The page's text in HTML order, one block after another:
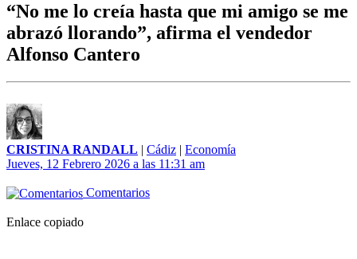
“No me lo creía hasta que mi amigo se me
abrazó llorando”, afirma el vendedor
Alfonso Cantero
CRISTINA RANDALL | Cádiz | Economía
Jueves, 12 Febrero 2026 a las 11:31 am
Comentarios
Enlace copiado